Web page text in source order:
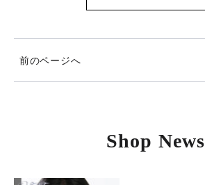
前のページへ
Shop News